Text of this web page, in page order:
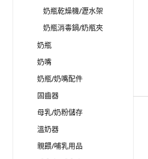
奶瓶乾燥機/瀝水架
奶瓶消毒鍋/奶瓶夾
奶瓶
奶嘴
奶瓶/奶嘴配件
固齒器
母乳/奶粉儲存
溫奶器
親餵/哺乳用品